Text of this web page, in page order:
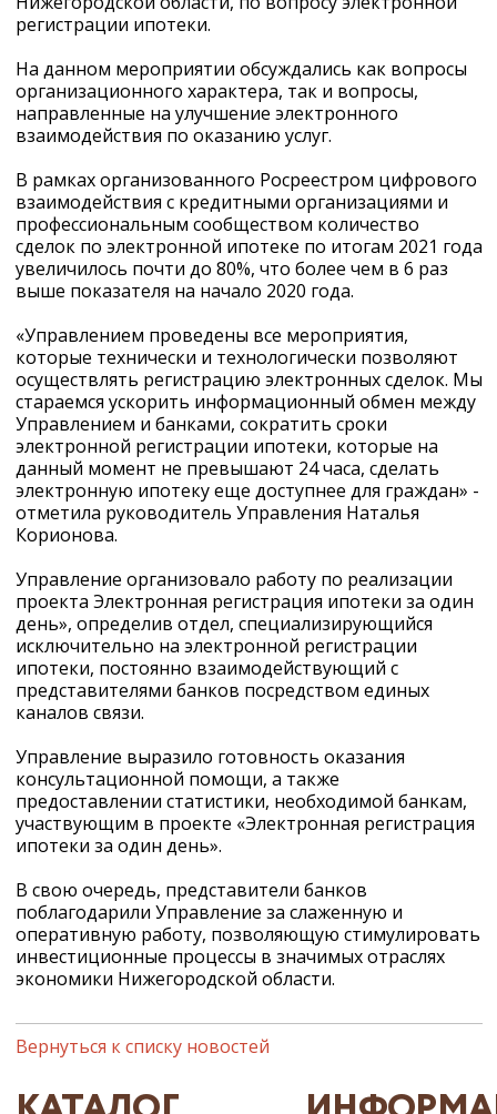
регистрации ипотеки.
На данном мероприятии обсуждались как вопросы
организационного характера, так и вопросы,
направленные на улучшение электронного
взаимодействия по оказанию услуг.
В рамках организованного Росреестром цифрового
взаимодействия с кредитными организациями и
профессиональным сообществом количество
сделок по электронной ипотеке по итогам 2021 года
увеличилось почти до 80%, что более чем в 6 раз
выше показателя на начало 2020 года.
«Управлением проведены все мероприятия,
которые технически и технологически позволяют
осуществлять регистрацию электронных сделок. Мы
стараемся ускорить информационный обмен между
Управлением и банками, сократить сроки
электронной регистрации ипотеки, которые на
данный момент не превышают 24 часа, сделать
электронную ипотеку еще доступнее для граждан» -
отметила руководитель Управления Наталья
Корионова.
Управление организовало работу по реализации
проекта Электронная регистрация ипотеки за один
день», определив отдел, специализирующийся
исключительно на электронной регистрации
ипотеки, постоянно взаимодействующий с
представителями банков посредством единых
каналов связи.
Управление выразило готовность оказания
консультационной помощи, а также
предоставлении статистики, необходимой банкам,
участвующим в проекте «Электронная регистрация
ипотеки за один день».
В свою очередь, представители банков
поблагодарили Управление за слаженную и
оперативную работу, позволяющую стимулировать
инвестиционные процессы в значимых отраслях
экономики Нижегородской области.
Вернуться к списку новостей